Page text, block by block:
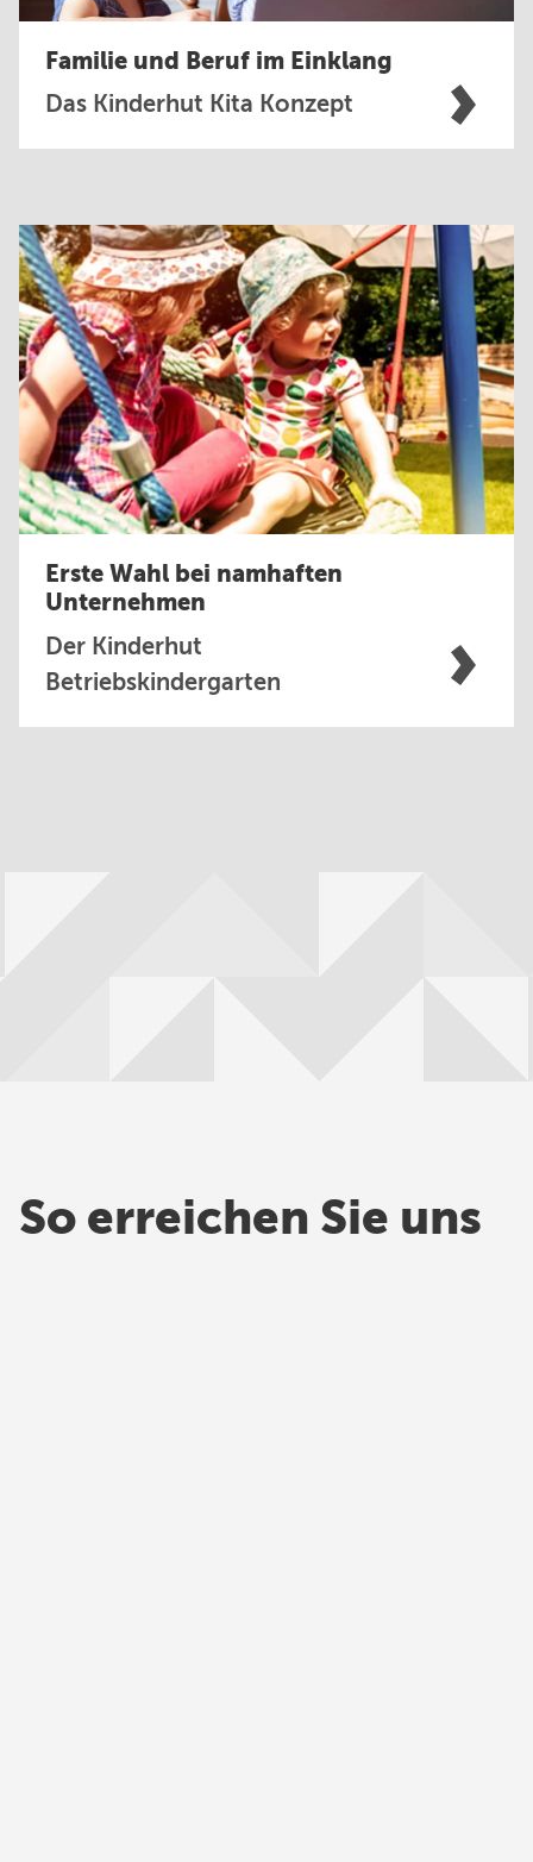
Familie und Beruf im Einklang
Das Kinderhut Kita Konzept
Erste Wahl bei namhaften
Unternehmen
Der Kinderhut
Betriebskindergarten
So erreichen Sie uns